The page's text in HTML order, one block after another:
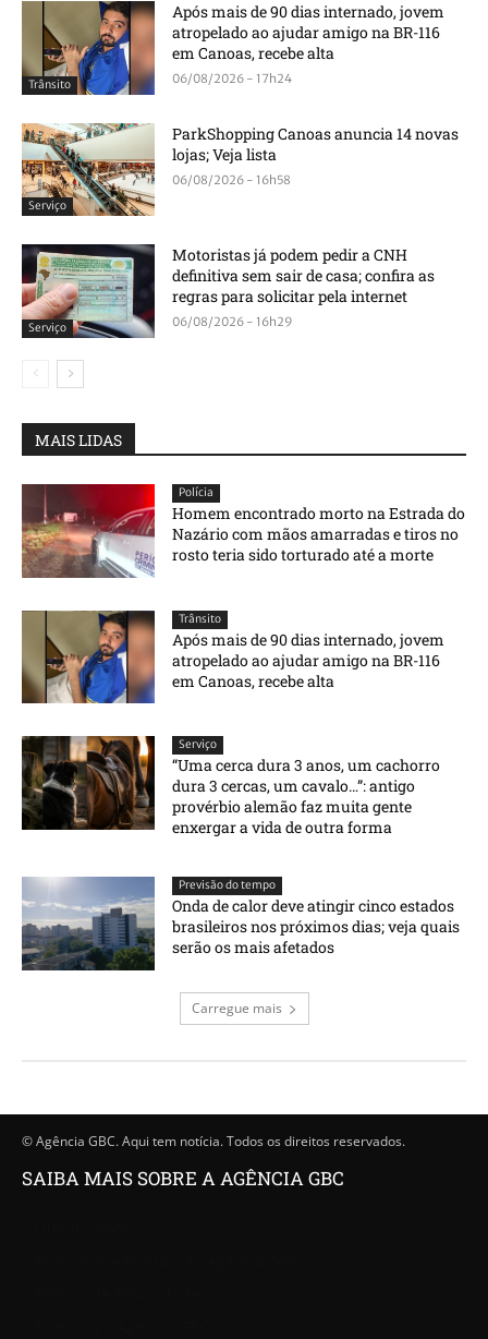
Trânsito
Após mais de 90 dias internado, jovem
atropelado ao ajudar amigo na BR-116
em Canoas, recebe alta
06/08/2026 - 17h24
Serviço
ParkShopping Canoas anuncia 14 novas
lojas; Veja lista
06/08/2026 - 16h58
Serviço
Motoristas já podem pedir a CNH
definitiva sem sair de casa; confira as
regras para solicitar pela internet
06/08/2026 - 16h29
MAIS LIDAS
Polícia
Homem encontrado morto na Estrada do
Nazário com mãos amarradas e tiros no
rosto teria sido torturado até a morte
Trânsito
Após mais de 90 dias internado, jovem
atropelado ao ajudar amigo na BR-116
em Canoas, recebe alta
Serviço
“Uma cerca dura 3 anos, um cachorro
dura 3 cercas, um cavalo…”: antigo
provérbio alemão faz muita gente
enxergar a vida de outra forma
Previsão do tempo
Onda de calor deve atingir cinco estados
brasileiros nos próximos dias; veja quais
serão os mais afetados
Carregue mais
© Agência GBC. Aqui tem notícia. Todos os direitos reservados.
SAIBA MAIS SOBRE A AGÊNCIA GBC